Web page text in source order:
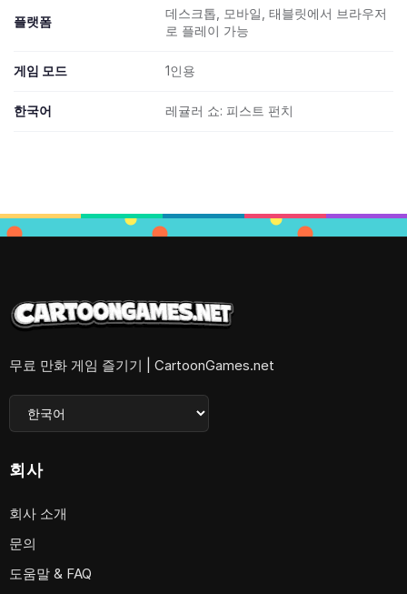
플랫폼
데스크톱, 모바일, 태블릿에서 브라우저
로 플레이 가능
게임 모드 1인용
한국어 레귤러 쇼: 피스트 펀치
무료 만화 게임 즐기기 | CartoonGames.net
회사
회사 소개
문의
도움말 & FAQ